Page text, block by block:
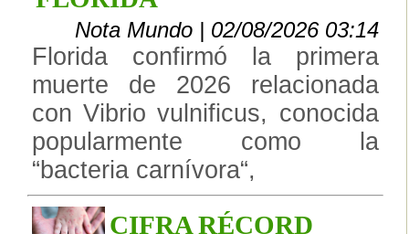
Nota Mundo | 02/08/2026 03:14
Florida confirmó la primera
muerte de 2026 relacionada
con Vibrio vulnificus, conocida
popularmente como la
“bacteria carnívora“,
CIFRA RÉCORD